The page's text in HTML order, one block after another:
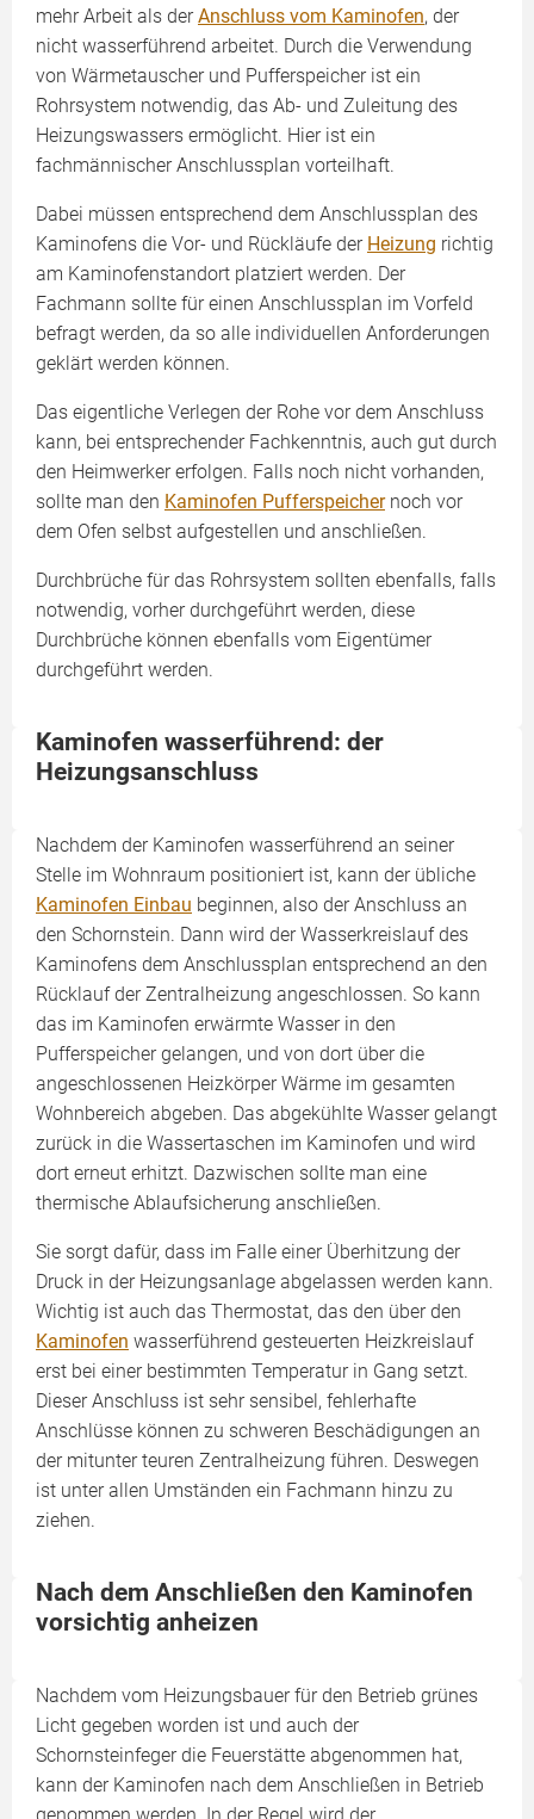
mehr Arbeit als derAnschluss vom Kaminofen, der
nicht wasserführend arbeitet. Durch die Verwendung
von Wärmetauscher und Pufferspeicher ist ein
Rohrsystem notwendig, das Ab- und Zuleitung des
Heizungswassers ermöglicht. Hier ist ein
fachmännischer Anschlussplan vorteilhaft.
Dabei müssen entsprechend dem Anschlussplan des
Kaminofens die Vor- und Rückläufe der Heizung richtig
am Kaminofenstandort platziert werden. Der
Fachmann sollte für einen Anschlussplan im Vorfeld
befragt werden, da so alle individuellen Anforderungen
geklärt werden können.
Das eigentliche Verlegen der Rohe vor dem Anschluss
kann, bei entsprechender Fachkenntnis, auch gut durch
den Heimwerker erfolgen. Falls noch nicht vorhanden,
sollte man den Kaminofen Pufferspeichernoch vor
dem Ofen selbst aufgestellen und anschließen.
Durchbrüche für das Rohrsystem sollten ebenfalls, falls
notwendig, vorher durchgeführt werden, diese
Durchbrüche können ebenfalls vom Eigentümer
durchgeführt werden.
Kaminofen wasserführend: der
Heizungsanschluss
Nachdem der Kaminofen wasserführend an seiner
Stelle im Wohnraum positioniert ist, kann der übliche
Kaminofen Einbau beginnen, also der Anschluss an
den Schornstein. Dann wird der Wasserkreislauf des
Kaminofens dem Anschlussplan entsprechend an den
Rücklauf der Zentralheizung angeschlossen. So kann
das im Kaminofen erwärmte Wasser in den
Pufferspeicher gelangen, und von dort über die
angeschlossenen Heizkörper Wärme im gesamten
Wohnbereich abgeben. Das abgekühlte Wasser gelangt
zurück in die Wassertaschen im Kaminofen und wird
dort erneut erhitzt. Dazwischen sollte man eine
thermische Ablaufsicherung anschließen.
Sie sorgt dafür, dass im Falle einer Überhitzung der
Druck in der Heizungsanlage abgelassen werden kann.
Wichtig ist auch das Thermostat, das den über den
Kaminofen wasserführend gesteuerten Heizkreislauf
erst bei einer bestimmten Temperatur in Gang setzt.
Dieser Anschluss ist sehr sensibel, fehlerhafte
Anschlüsse können zu schweren Beschädigungen an
der mitunter teuren Zentralheizung führen. Deswegen
ist unter allen Umständen ein Fachmann hinzu zu
ziehen.
Nach dem Anschließen den Kaminofen
vorsichtig anheizen
Nachdem vom Heizungsbauer für den Betrieb grünes
Licht gegeben worden ist und auch der
Schornsteinfeger die Feuerstätte abgenommen hat,
kann der Kaminofen nach dem Anschließen in Betrieb